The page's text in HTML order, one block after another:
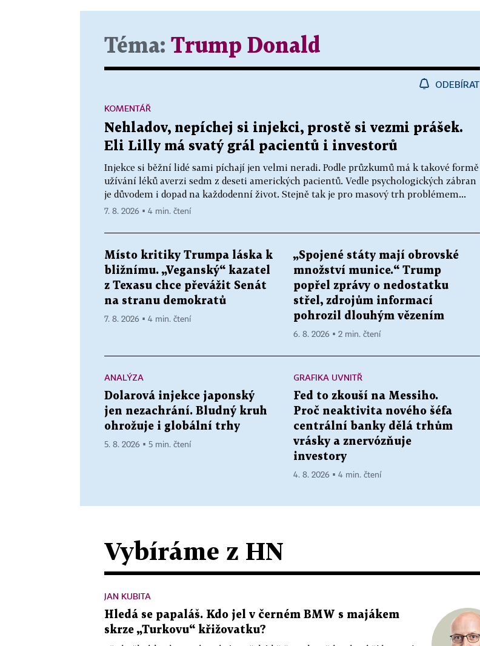
Téma: Trump Donald
ODEBÍRAT
Nehladov, nepíchej si injekci, prostě si vezmi prášek.
Eli Lilly má svatý grál pacientů i investorů
Injekce si běžní lidé sami píchají jen velmi neradi. Podle průzkumů má k takové formě
užívání léků averzi sedm z deseti amerických pacientů. Vedle psychologických zábran
je důvodem i dopad na každodenní život. Stejně tak je pro masový trh problémem...
KOMENTÁŘ
7. 8. 2026 ▪ 4 min. čtení
Místo kritiky Trumpa láska k
bližnímu. „Veganský“ kazatel
z Texasu chce převážit Senát
na stranu demokratů
7. 8. 2026 ▪ 4 min. čtení
„Spojené státy mají obrovské
množství munice.“ Trump
popřel zprávy o nedostatku
střel, zdrojům informací
pohrozil dlouhým vězením
6. 8. 2026 ▪ 2 min. čtení
ANALÝZA
Dolarová injekce japonský
jen nezachrání. Bludný kruh
ohrožuje i globální trhy
5. 8. 2026 ▪ 5 min. čtení
GRAFIKA UVNITŘ
Fed to zkouší na Messiho.
Proč neaktivita nového šéfa
centrální banky dělá trhům
vrásky a znervózňuje
investory
4. 8. 2026 ▪ 4 min. čtení
Vybíráme z HN
JAN KUBITA
Hledá se papaláš. Kdo jel v černém BMW s majákem
skrze „Turkovu“ křižovatku?